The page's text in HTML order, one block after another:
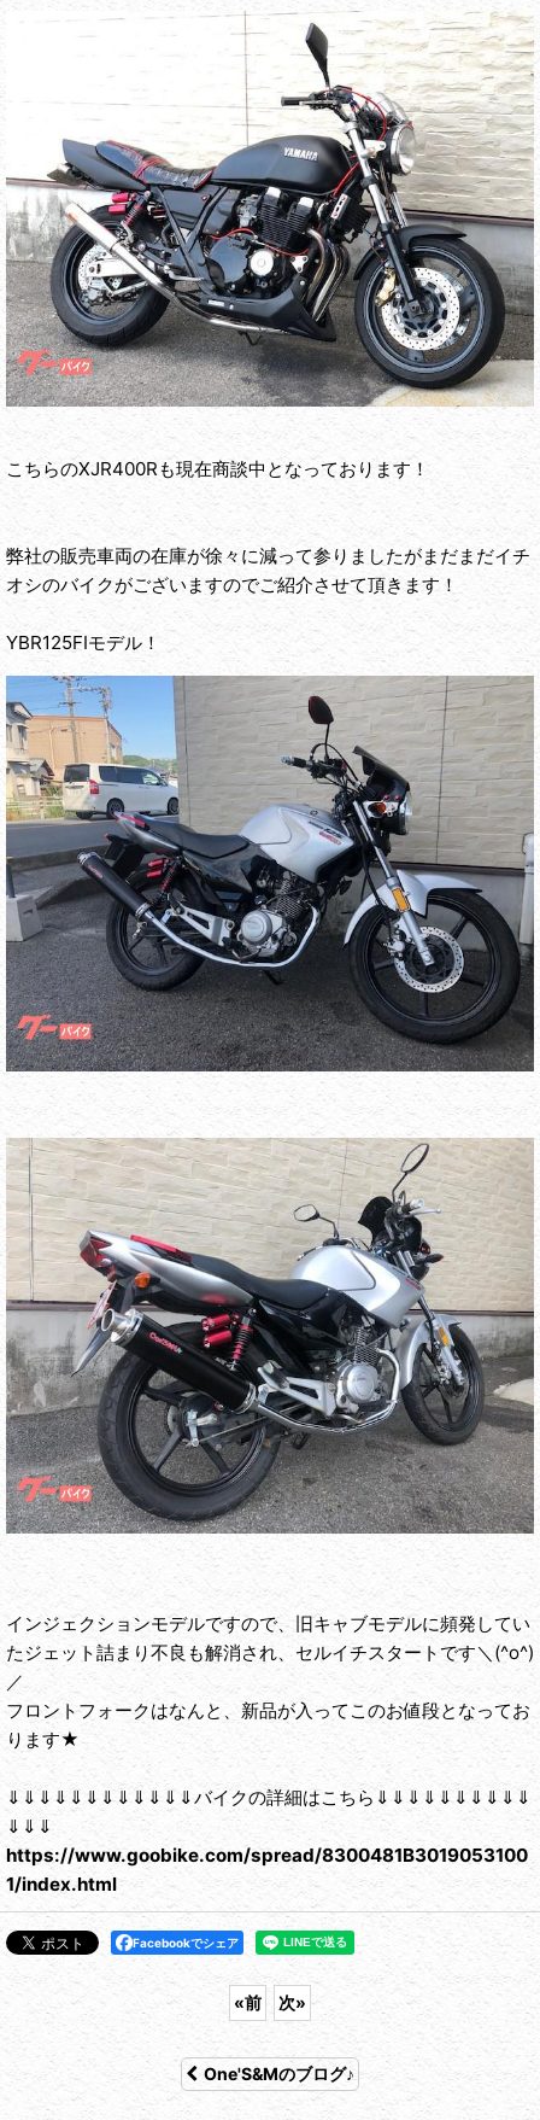
こちらのXJR400Rも現在商談中となっております！
弊社の販売車両の在庫が徐々に減って参りましたがまだまだイチ
オシのバイクがございますのでご紹介させて頂きます！
YBR125FIモデル！
インジェクションモデルですので、旧キャブモデルに頻発してい
たジェット詰まり不良も解消され、セルイチスタートです＼(^o^)
／
フロントフォークはなんと、新品が入ってこのお値段となってお
ります★
⇓⇓⇓⇓⇓⇓⇓⇓⇓⇓⇓⇓バイクの詳細はこちら⇓⇓⇓⇓⇓⇓⇓⇓⇓⇓
⇓⇓⇓
https://www.goobike.com/spread/8300481B3019053100
1/index.html
Facebookでシェア
«前 次»
One'S&Mのブログ♪